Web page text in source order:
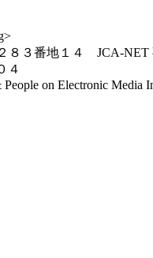
８３番地１４ JCA-NET
４
on Electronic Media